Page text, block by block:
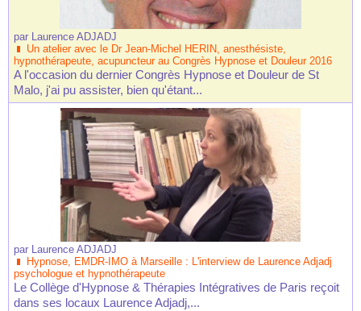
par Laurence ADJADJ
Un atelier avec le Dr Jean-Michel HERIN, anesthésiste,
hypnothérapeute, acupuncteur au Congrès Hypnose et Douleur 2016
A l'occasion du dernier Congrès Hypnose et Douleur de St
Malo, j'ai pu assister, bien qu'étant...
par Laurence ADJADJ
Hypnose, EMDR-IMO à Marseille : L'interview de Laurence Adjadj
psychologue et hypnothérapeute
Le Collège d'Hypnose & Thérapies Intégratives de Paris reçoit
dans ses locaux Laurence Adjadj,...